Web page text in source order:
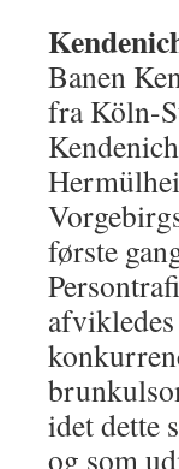
Banen
fra Köln-
første
idet dette
og som